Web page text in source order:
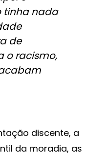
tinha nada
de
o racismo,
discente, a
da moradia, as